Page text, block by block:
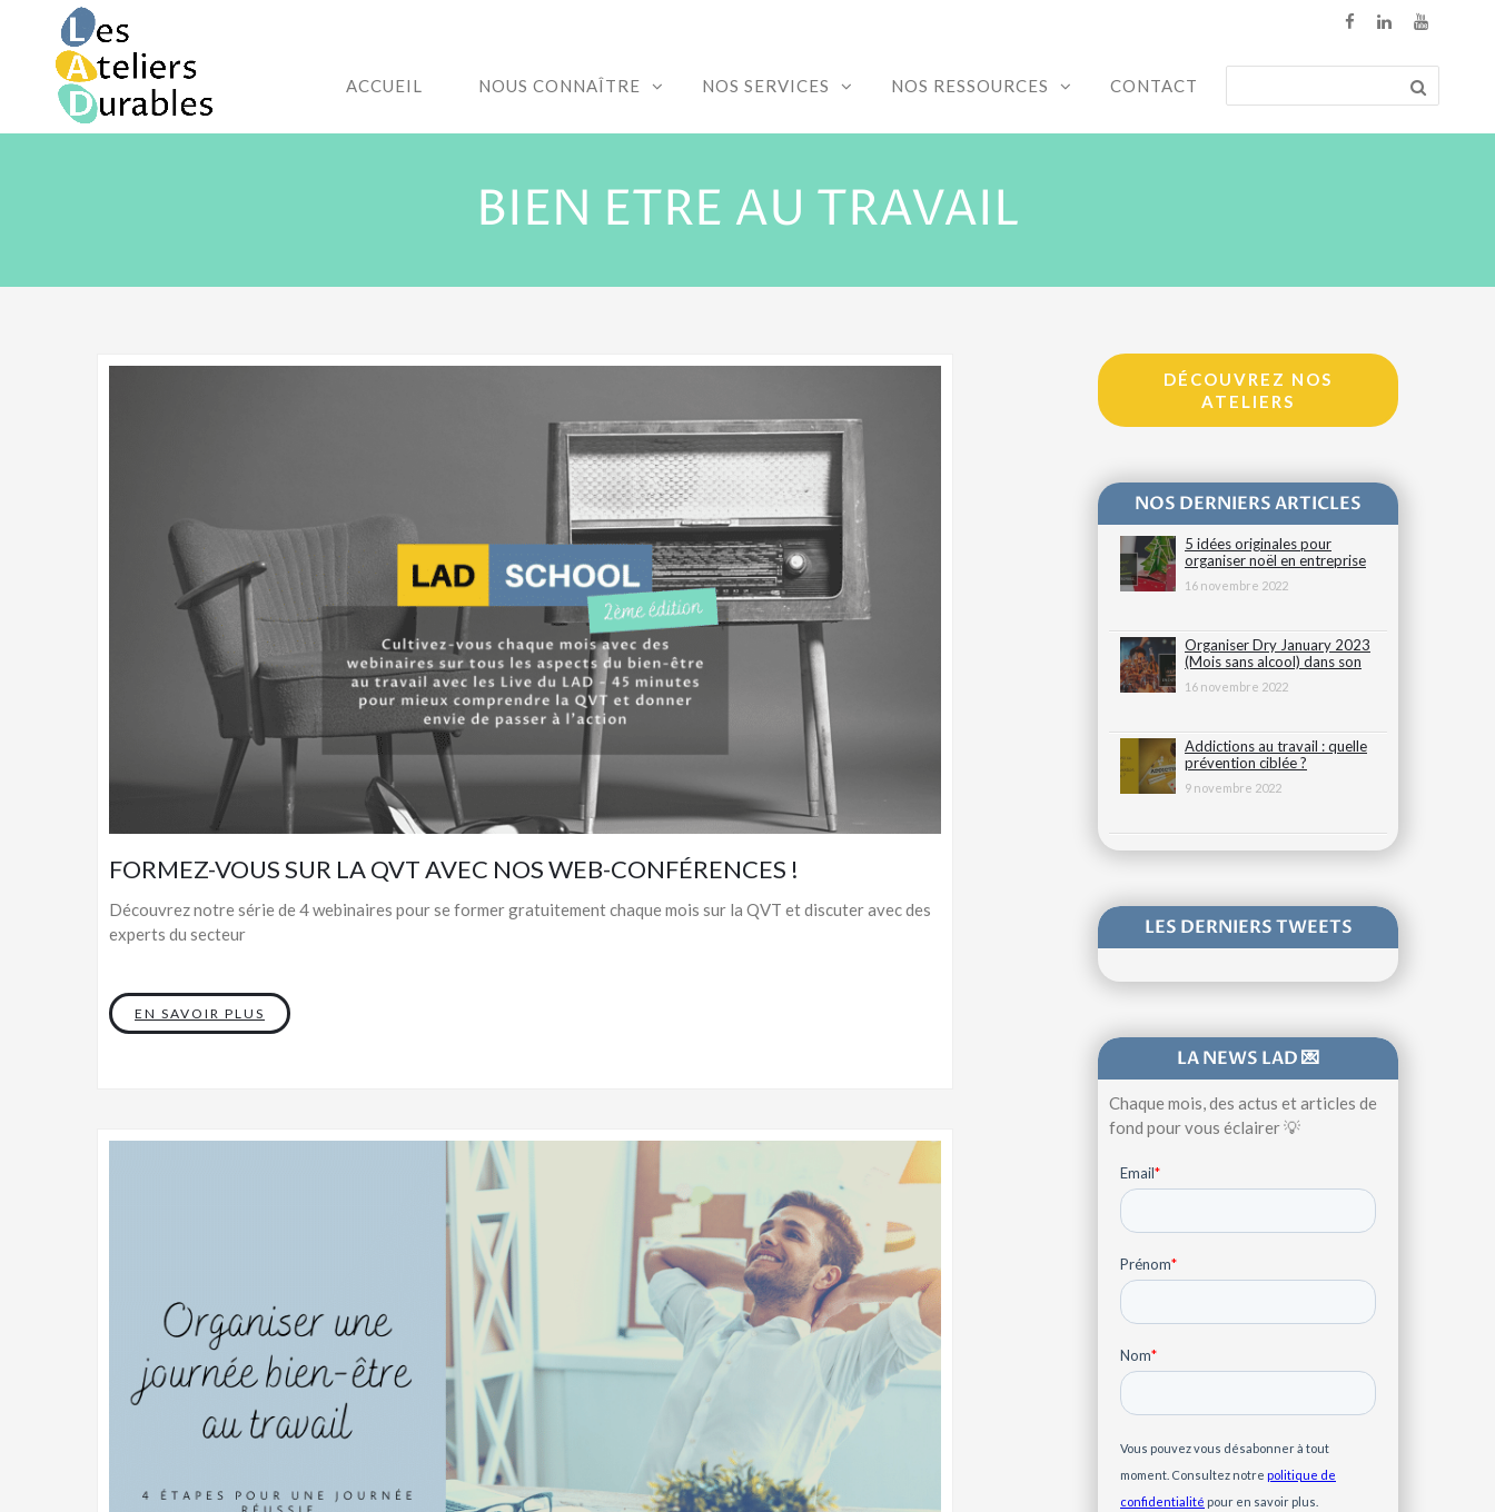
ACCUEIL NOUS CONNAÎTRE NOS SERVICES NOS RESSOURCES CONTACT
BIEN ETRE AU TRAVAIL
FORMEZ-VOUS SUR LA QVT AVEC NOS WEB-CONFÉRENCES !
Découvrez notre série de 4 webinaires pour se former gratuitement chaque mois sur la QVT et discuter avec des
experts du secteur
EN SAVOIR PLUS
DÉCOUVREZ NOS
ATELIERS
NOS DERNIERS ARTICLES
5 idées originales pour
organiser noël en entreprise
16 novembre 2022
Organiser Dry January 2023
(Mois sans alcool) dans son
entreprise
16 novembre 2022
Addictions au travail : quelle
prévention ciblée ?
9 novembre 2022
LES DERNIERS TWEETS
LA NEWS LAD 💌
Chaque mois, des actus et articles de
fond pour vous éclairer 💡